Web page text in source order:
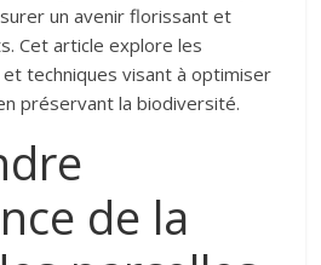
un avenir florissant et
Cet article explore les
techniques visant à optimiser
préservant la biodiversité.
de la